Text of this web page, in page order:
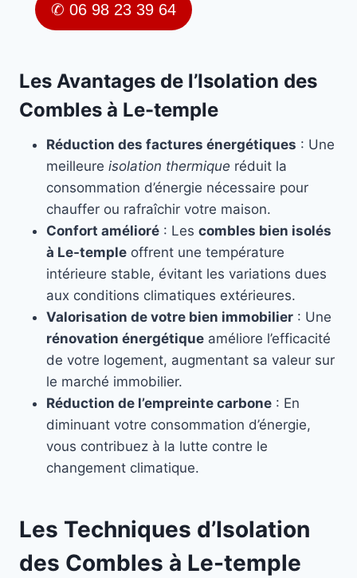
✆ 06 98 23 39 64
Les Avantages de l’Isolation des
Combles à Le-temple
Réduction des factures énergétiques : Une
meilleure isolation thermique réduit la
consommation d’énergie nécessaire pour
chauffer ou rafraîchir votre maison.
Confort amélioré : Les combles bien isolés
à Le-temple offrent une température
intérieure stable, évitant les variations dues
aux conditions climatiques extérieures.
Valorisation de votre bien immobilier : Une
rénovation énergétique améliore l’efficacité
de votre logement, augmentant sa valeur sur
le marché immobilier.
Réduction de l’empreinte carbone : En
diminuant votre consommation d’énergie,
vous contribuez à la lutte contre le
changement climatique.
Les Techniques d’Isolation
des Combles à Le-temple